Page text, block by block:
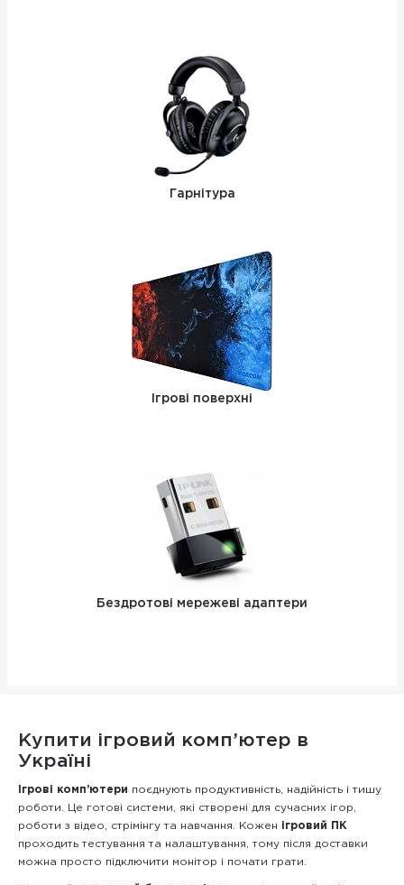
Гарнітура
Ігрові поверхні
Бездротові мережеві адаптери
Купити ігровий комп’ютер в
Україні
Ігрові комп’ютери поєднують продуктивність, надійність і тишу
роботи. Це готові системи, які створені для сучасних ігор,
роботи з відео, стрімінгу та навчання. Кожен ігровий ПК
проходить тестування та налаштування, тому після доставки
можна просто підключити монітор і почати грати.